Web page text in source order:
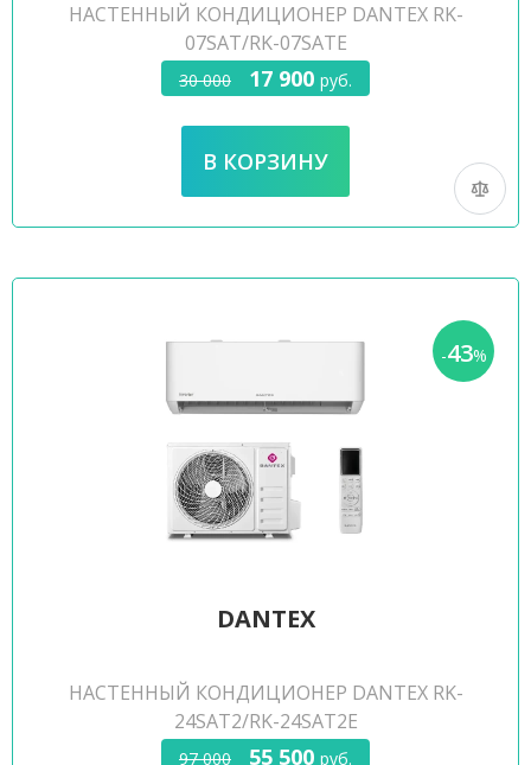
НАСТЕННЫЙ КОНДИЦИОНЕР DANTEX RK-
07SAT/RK-07SATE
30 000 17 900 руб.
-43%
DANTEX
НАСТЕННЫЙ КОНДИЦИОНЕР DANTEX RK-
24SAT2/RK-24SAT2E
97 000 55 500 руб.